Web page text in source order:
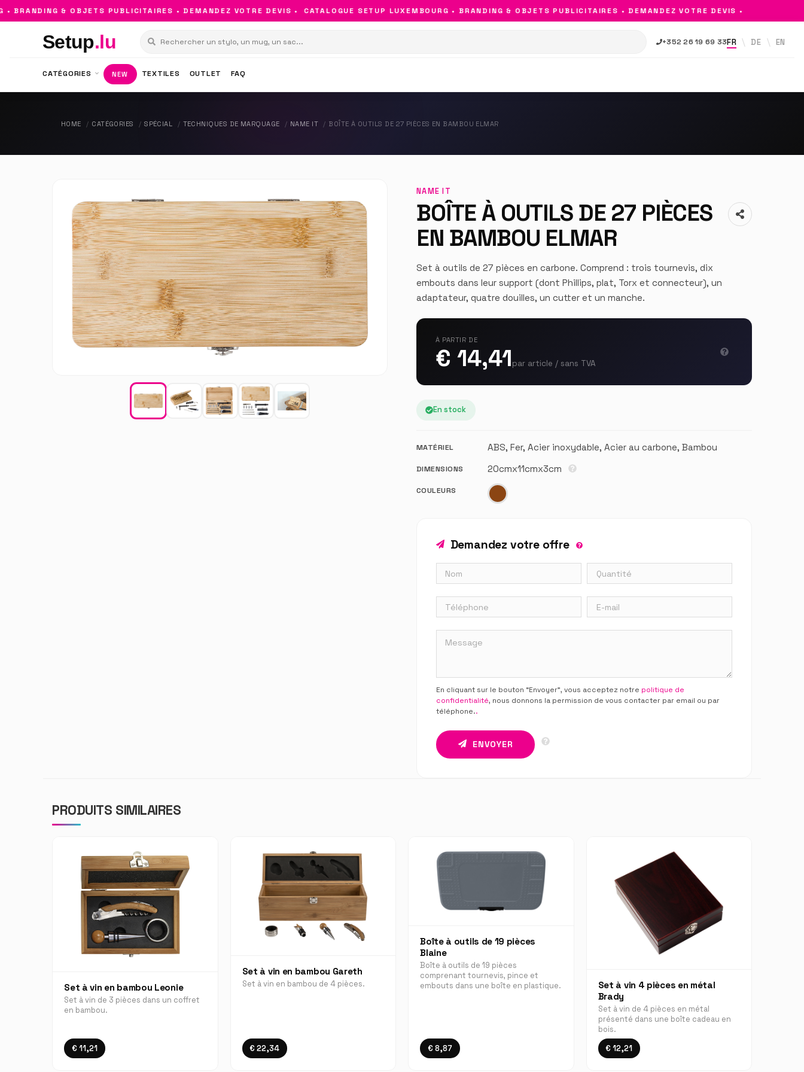
& OBJETS PUBLICITAIRES • DEMANDEZ VOTRE DEVIS • CATALOGUE SETUP LUXEMBOURG • BRANDING & OBJETS PUBLICITAIRES • DEMANDEZ VOTRE DEVIS •
Setup.lu +352 26 19 69 33FR DE EN
CATÉGORIES NEW TEXTILES OUTLET FAQ
HOME CATÉGORIES SPÉCIAL TECHNIQUES DE MARQUAGE NAME IT BOÎTE À OUTILS DE 27 PIÈCES EN BAMBOU ELMAR
NAME IT
BOÎTE À OUTILS DE 27 PIÈCES
EN BAMBOU ELMAR
Set à outils de 27 pièces en carbone. Comprend : trois tournevis, dix
embouts dans leur support (dont Phillips, plat, Torx et connecteur), un
adaptateur, quatre douilles, un cutter et un manche.
À PARTIR DE
€ 14,41par article / sans TVA
En stock
MATÉRIEL ABS, Fer, Acier inoxydable, Acier au carbone, Bambou
DIMENSIONS 20cmx11cmx3cm
COULEURS
Demandez votre offre
En cliquant sur le bouton “Envoyer”, vous acceptez notre politique de
confidentialité, nous donnons la permission de vous contacter par email ou par
téléphone..
ENVOYER
PRODUITS SIMILAIRES
Set à vin en bambou Leonie
Set à vin de 3 pièces dans un coffret
en bambou.
€ 11,21
Set à vin en bambou Gareth
Set à vin en bambou de 4 pièces.
€ 22,34
Boîte à outils de 19 pièces
Blaine
Boîte à outils de 19 pièces
comprenant tournevis, pince et
embouts dans une boîte en plastique.
€ 8,87
Set à vin 4 pièces en métal
Brady
Set à vin de 4 pièces en métal
présenté dans une boîte cadeau en
bois.
€ 12,21